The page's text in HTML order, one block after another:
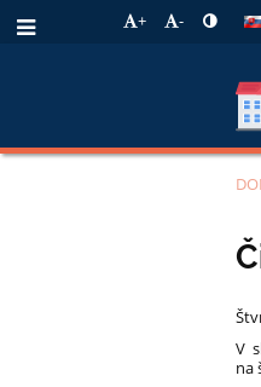
+ -
V
na